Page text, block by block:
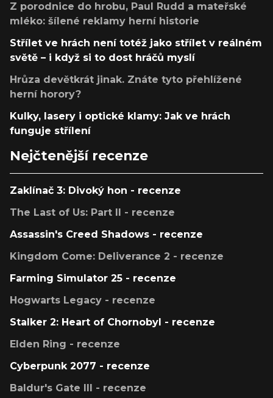
Z porodnice do hrobu, Paul Rudd a mateřské
mléko: šílené reklamy herní historie
Střílet ve hrách není totéž jako střílet v reálném
světě – i když si to dost hráčů myslí
Hrůza devětkrát jinak. Znáte tyto přehlížené
herní horory?
Kulky, lasery i optické klamy: Jak ve hrách
funguje střílení
Nejčtenější recenze
Zaklínač 3: Divoký hon - recenze
The Last of Us: Part II - recenze
Assassin's Creed Shadows - recenze
Kingdom Come: Deliverance 2 - recenze
Farming Simulator 25 - recenze
Hogwarts Legacy - recenze
Stalker 2: Heart of Chornobyl - recenze
Elden Ring - recenze
Cyberpunk 2077 - recenze
Baldur's Gate III - recenze